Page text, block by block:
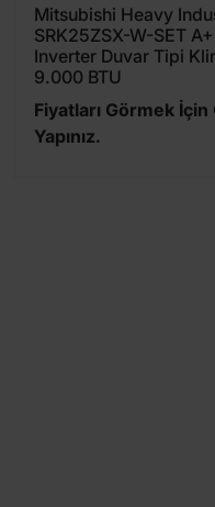
Mitsubishi Heavy
SRK25ZSX-W-SET
Inverter Duvar Tipi
9.000 BTU
Fiyatları Görmek İçin
Yapınız.